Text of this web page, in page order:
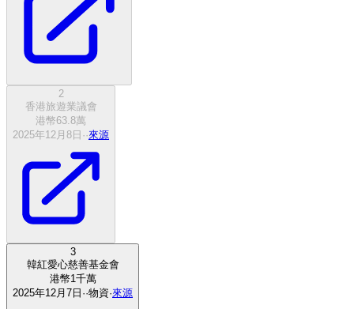
2
香港旅遊業議會
港幣63.8萬
2025年12月8日 ··來源
3
韓紅愛心慈善基金會
港幣1千萬
2025年12月7日 ··物資·來源